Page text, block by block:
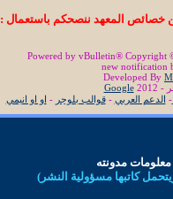
خصائص المعهد ننصحكم باستعمال :
Powered by vBulletin® Copyright
new notification
Developed By
Google
- الدعم العربي -قوالب بلوجر - او او انيمي
مدونته
كاتبها مسؤولية النشر)